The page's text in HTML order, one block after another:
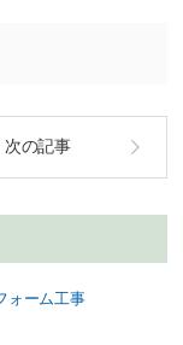
次の記事
ーム工事